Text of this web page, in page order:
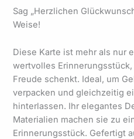
Sag „Herzlichen
Weise!
Diese Karte ist mehr als nur
wertvolles
Freude schenkt. Ideal, um
verpacken und gleichzeitig
hinterlassen. Ihr elegantes
Materialien machen sie zu
Erinnerungsstück. Gefertigt